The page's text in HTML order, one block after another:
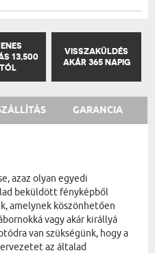
13,500
VISSZAKÜLDÉS
AKÁR 365 NAPIG
GARANCIA
azaz olyan egyedi
beküldött fényképből
amelynek köszönhetően
vagy akár királlyá
van szükségünk, hogy a
az általad